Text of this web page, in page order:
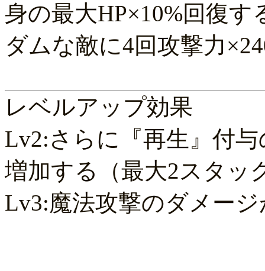
身の最大HP×10%回復
ダムな敵に4回攻撃力
レベルアップ効果
Lv2:さらに『再生』付
増加する（最大2スタッ
Lv3:魔法攻撃のダメー